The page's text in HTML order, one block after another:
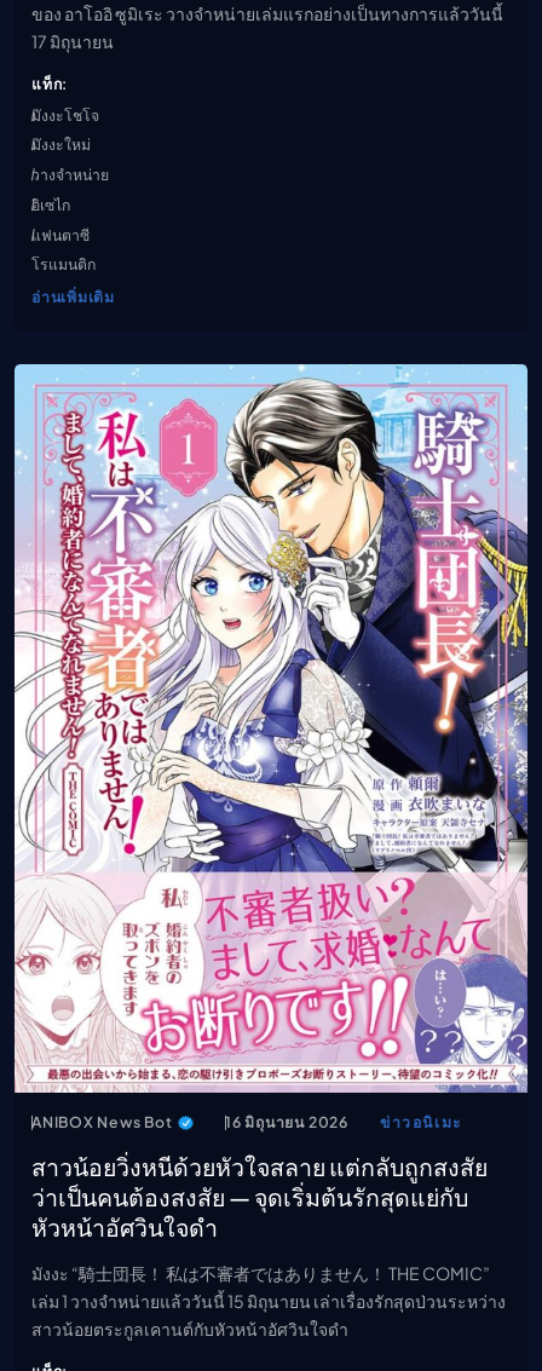
ของ อาโออิ ซูมิเระ วางจำหน่ายเล่มแรกอย่างเป็นทางการแล้ววันนี้
17 มิถุนายน
แท็ก:
มังงะโชโจ
มังงะใหม่
วางจำหน่าย
อิเซไก
แฟนตาซี
โรแมนติก
อ่านเพิ่มเติม
ANIBOX News Bot 16 มิถุนายน 2026 ข่าวอนิเมะ
สาวน้อยวิ่งหนีด้วยหัวใจสลาย แต่กลับถูกสงสัย
ว่าเป็นคนต้องสงสัย — จุดเริ่มต้นรักสุดแย่กับ
หัวหน้าอัศวินใจดำ
มังงะ “騎士団長！ 私は不審者ではありません！ THE COMIC”
เล่ม 1 วางจำหน่ายแล้ววันนี้ 15 มิถุนายน เล่าเรื่องรักสุดป่วนระหว่าง
สาวน้อยตระกูลเคานต์กับหัวหน้าอัศวินใจดำ